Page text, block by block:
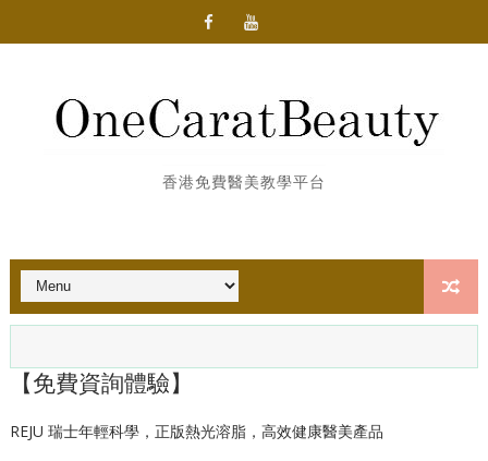
香港免費醫美教學平台
【免費資詢體驗】
REJU 瑞士年輕科學，正版熱光溶脂，高效健康醫美產品